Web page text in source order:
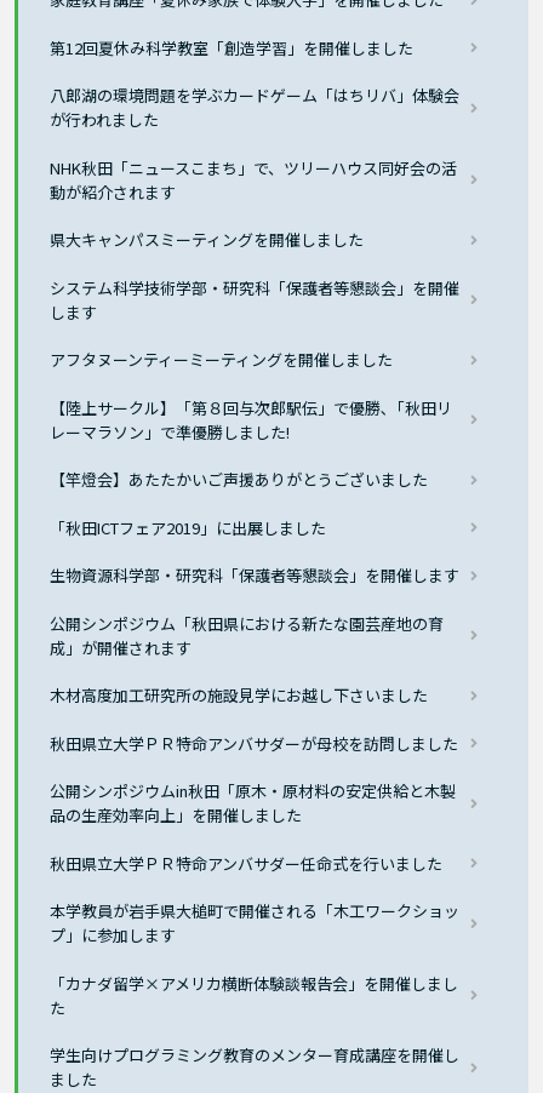
第12回夏休み科学教室「創造学習」を開催しました
八郎湖の環境問題を学ぶカードゲーム「はちリバ」体験会
が行われました
NHK秋田「ニュースこまち」で、ツリーハウス同好会の活
動が紹介されます
県大キャンパスミーティングを開催しました
システム科学技術学部・研究科「保護者等懇談会」を開催
します
アフタヌーンティーミーティングを開催しました
【陸上サークル】「第８回与次郎駅伝」で優勝､「秋田リ
レーマラソン」で準優勝しました!
【竿燈会】あたたかいご声援ありがとうございました
「秋田ICTフェア2019」に出展しました
生物資源科学部・研究科「保護者等懇談会」を開催します
公開シンポジウム「秋田県における新たな園芸産地の育
成」が開催されます
木材高度加工研究所の施設見学にお越し下さいました
秋田県立大学ＰＲ特命アンバサダーが母校を訪問しました
公開シンポジウムin秋田「原木・原材料の安定供給と木製
品の生産効率向上」を開催しました
秋田県立大学ＰＲ特命アンバサダー任命式を行いました
本学教員が岩手県大槌町で開催される「木工ワークショッ
プ」に参加します
「カナダ留学×アメリカ横断体験談報告会」を開催しまし
た
学生向けプログラミング教育のメンター育成講座を開催し
ました